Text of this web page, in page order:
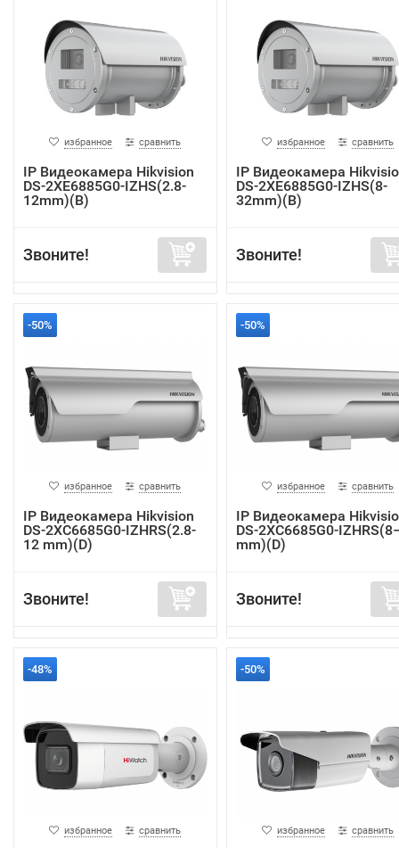
избранное сравнить
IP Видеокамера Hikvision
DS-2XE6885G0-IZHS(2.8-
12mm)(B)
Звоните!
избранное сравнить
IP Видеокамера
DS-2XE6885G0-IZHS(8-
32mm)(B)
Звоните!
-50%
избранное сравнить
IP Видеокамера Hikvision
DS-2XC6685G0-IZHRS(2.8-
12 mm)(D)
Звоните!
-50%
избранное сравнить
IP Видеокамера
DS-2XC6685G0-
mm)(D)
Звоните!
-48%
избранное сравнить
-50%
избранное сравнить